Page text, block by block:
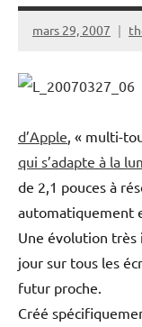
mars 29, 2007
d’Apple , « multi-
qui s’adapte à la
de 2,1 pouces à
automatiquement
Une évolution très
jour sur tous les
futur proche.
Créé